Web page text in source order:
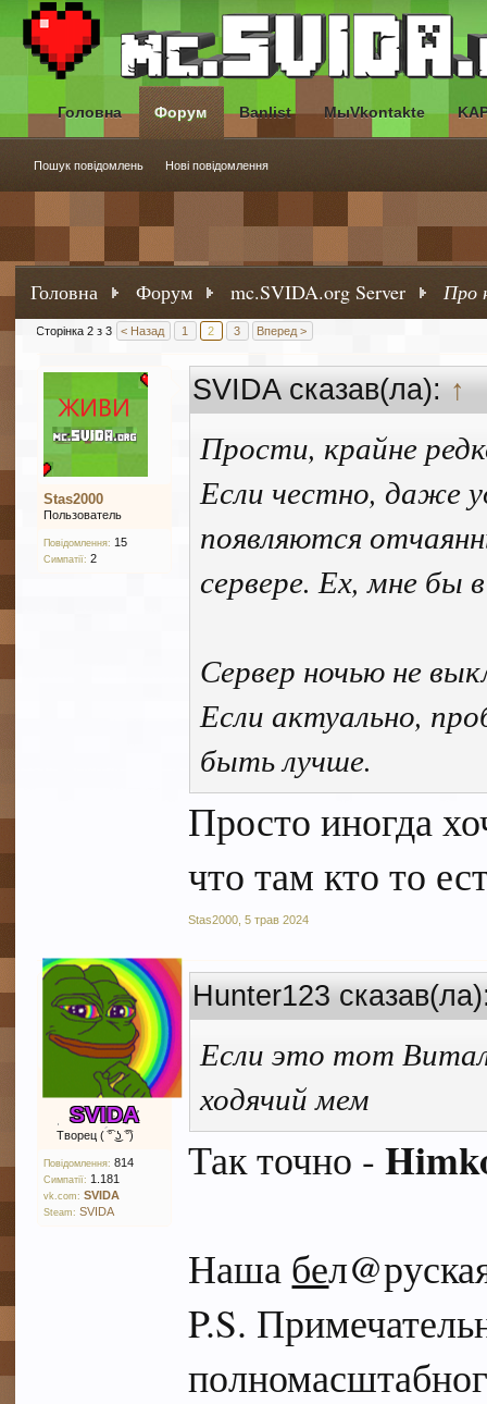
Головна Форум mc.SVIDA.org Server Про
Сторінка 2 з 3 < Назад 1 2 3 Вперед >
Stas2000
Пользователь
Повідомлення: 15
Симпатії: 2
SVIDA сказав(ла):↑
Прости, крайне
Если честно, даже
появляются
сервере. Ех, мне бы
Сервер ночью не
Если актуально,
быть лучше.
Просто иногда
что там кто то
Stas2000 ,5 трав 2024
SVIDA
Творец ( ͡° ͜ʖ ͡°)
Повідомлення: 814
Симпатії: 1.181
vk.com: SVIDA
Steam: SVIDA
Hunter123
Если это тот
ходячий мем
Так точно -
Наша бе
P.S.
Головна Форум
Пошук повідомлень Нові повідомлення
Banlist МыVkontakte